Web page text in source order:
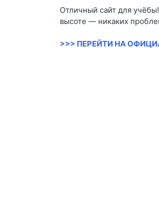
Отличный сайт для
высоте — никаких
>>> ПЕРЕЙТИ НА